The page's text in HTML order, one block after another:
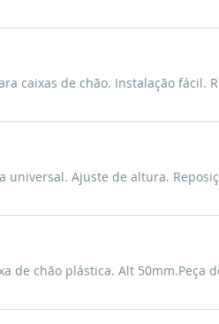
caixas de chão. Instalação fácil.
universal. Ajuste de altura.
de chão plástica. Alt 50mm.Peça